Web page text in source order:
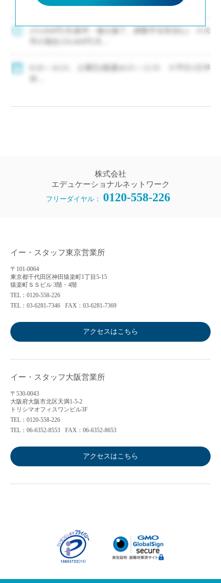
Web版で続行 アプリに切り替え
よび社会人からのキャリアチェンジなど未経験者
年度もクラス数増決定) ・神 […]
253,000円/月(新卒・修士修了、調整手当等含む) ※大
8:20～16:25、土曜日(隔週)8:25～12:35 ※平日1日半
株式会社
エデュケーショナルネットワーク
フリーダイヤル： 0120-558-226
イー・スタッフ東京営業所
〒101-0064
東京都千代田区神田猿楽町1丁目5-15
猿楽町ＳＳビル 3階・4階
TEL：0120-558-226
TEL：03-6281-7346
FAX：03-6281-7369
アクセスはこちら
イー・スタッフ大阪営業所
〒530-0043
大阪府大阪市北区天満1-5-2
トリシマオフィスワンビル3F
TEL：0120-558-226
TEL：06-6352-8553
FAX：06-6352-8653
アクセスはこちら